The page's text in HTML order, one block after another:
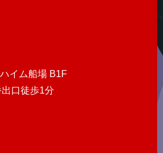
イム船場 B1F
口徒歩1分